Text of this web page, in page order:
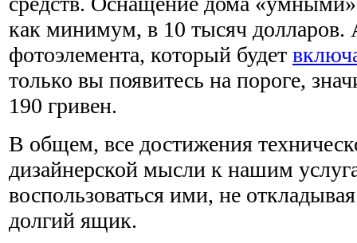
как минимум, в 10 тысяч долларов.
фотоэлемента, который будет
только вы появитесь на пороге,
190 гривен.
В общем, все достижения
дизайнерской мысли к нашим
воспользоваться ими, не
долгий ящик.